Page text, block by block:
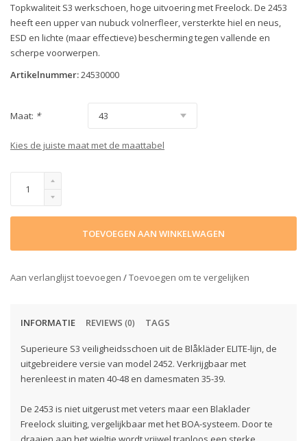
Topkwaliteit S3 werkschoen, hoge uitvoering met Freelock. De 2453
heeft een upper van nubuck volnerfleer, versterkte hiel en neus,
ESD en lichte (maar effectieve) bescherming tegen vallende en
scherpe voorwerpen.
Artikelnummer:24530000
Maat: *
Kies de juiste maat met de maattabel
TOEVOEGEN AAN WINKELWAGEN
Aan verlanglijst toevoegen /Toevoegen om te vergelijken
INFORMATIE REVIEWS (0) TAGS
Superieure S3 veiligheidsschoen uit de Blåkläder ELITE-lijn, de
uitgebreidere versie van model 2452. Verkrijgbaar met
herenleest in maten 40-48 en damesmaten 35-39.
De 2453 is niet uitgerust met veters maar een Blaklader
Freelock sluiting, vergelijkbaar met het BOA-systeem. Door te